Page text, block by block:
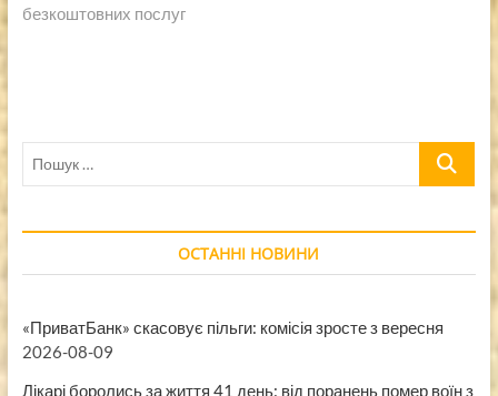
безкоштовних послуг
Пошук
ОСТАННІ НОВИНИ
«ПриватБанк» скасовує пільги: комісія зросте з вересня
2026-08-09
Лікарі боролись за життя 41 день: від поранень помер воїн з